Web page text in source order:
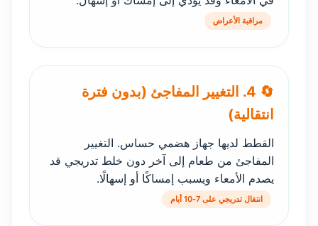
مراقبة الأعراض
🔄 4. التغيير المفاجئ (بدون فترة
انتقالية)
القطط لديها جهاز هضمي حساس. التغيير
المفاجئ من طعام إلى آخر دون خلط تدريجي قد
يصدم الأمعاء ويسبب إمساكًا أو إسهالًا.
انتقال تدريجي على 7-10 أيام